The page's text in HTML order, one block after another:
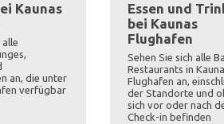
Kaunas
alle
an, die unter
verfügbar
Essen und
bei Kaunas
Flughafen
Sehen Sie sich alle
Restaurants in
Flughafen an,
der Standorte und
sich vor oder nach
Check-in befinden